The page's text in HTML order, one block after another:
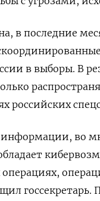
в последние
в выборы. В
российских
информации, во